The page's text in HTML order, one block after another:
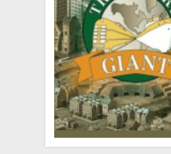
DOPRAVA
XZONE KLUB
TCG & BOARDGAME HUB
VÝKUP HER (BAZAR)